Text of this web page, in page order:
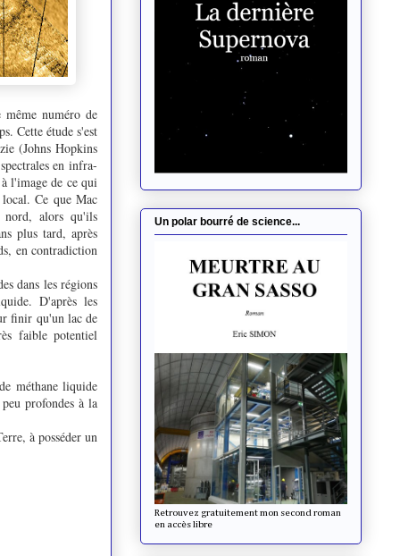
même numéro de
Cette étude s'est
(Johns Hopkins
en infra-
l'image de ce qui
Ce que Mac
nord, alors qu'ils
plus tard, après
en contradiction
dans les régions
D'après les
finir qu'un lac de
faible potentiel
méthane liquide
profondes à la
à posséder un
Un polar bourré de science...
Retrouvez gratuitement mon second roman
en accès libre